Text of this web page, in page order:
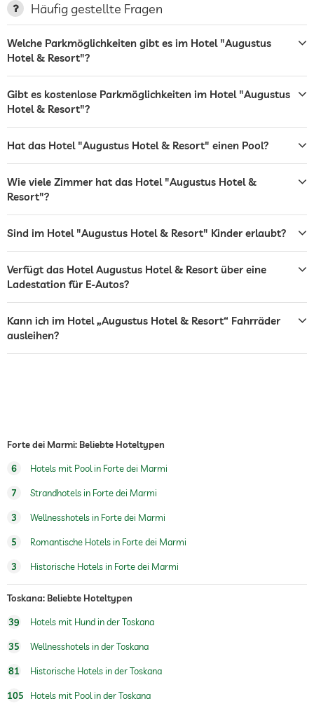
Terrasse
Wäscheservice
Bar
Restaurant
Zimmerservice
Frühstück Frühstück auf dem Zimmer
Hunde erlaubt
Fahrradverleih
Whirlpool
Wellnessbereich Gegen Gebühr
Häufig gestellte Fragen
Welche Parkmöglichkeiten gibt es im Hotel "Augustus
Hotel & Resort"?
Gibt es kostenlose Parkmöglichkeiten im Hotel "Augustus
Hotel & Resort"?
Hat das Hotel "Augustus Hotel & Resort" einen Pool?
Wie viele Zimmer hat das Hotel "Augustus Hotel &
Resort"?
Sind im Hotel "Augustus Hotel & Resort" Kinder erlaubt?
Verfügt das Hotel Augustus Hotel & Resort über eine
Ladestation für E-Autos?
Kann ich im Hotel „Augustus Hotel & Resort“ Fahrräder
ausleihen?
Forte dei Marmi: Beliebte Hoteltypen
6 Hotels mit Pool in Forte dei Marmi
7 Strandhotels in Forte dei Marmi
3 Wellnesshotels in Forte dei Marmi
5 Romantische Hotels in Forte dei Marmi
3 Historische Hotels in Forte dei Marmi
Toskana: Beliebte Hoteltypen
39 Hotels mit Hund in der Toskana
35 Wellnesshotels in der Toskana
81 Historische Hotels in der Toskana
105 Hotels mit Pool in der Toskana